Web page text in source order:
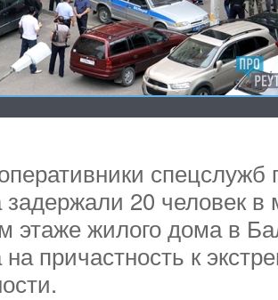
спецслужб
задержали 20 человек
этаже жилого дома в
причастность к